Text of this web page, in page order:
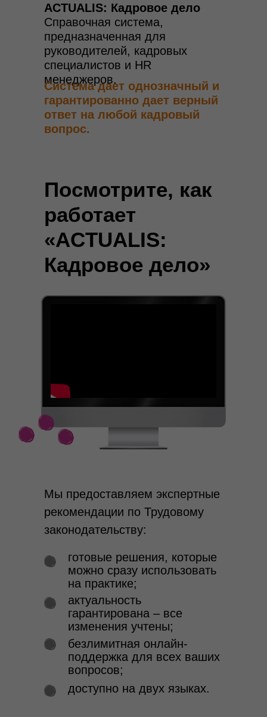
ACTUALIS: Кадровое дело
Справочная система,
предназначенная для
руководителей, кадровых
специалистов и HR
менеджеров.
Система дает однозначный и
гарантированно дает верный
ответ на любой кадровый
вопрос.
Мы предоставляем экспертные
рекомендации по Трудовому
законодательству:
готовые решения, которые
можно сразу использовать
на практике;
актуальность
гарантирована – все
изменения учтены;
доступно на двух языках.
безлимитная онлайн-
поддержка для всех ваших
вопросов;
Посмотрите, как
работает
«ACTUALIS:
Кадровое дело»